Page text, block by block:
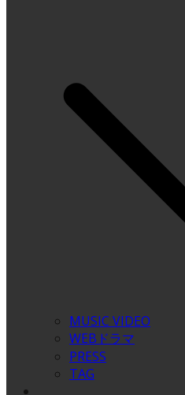
MUSIC VIDEO
WEBドラマ
PRESS
TAG